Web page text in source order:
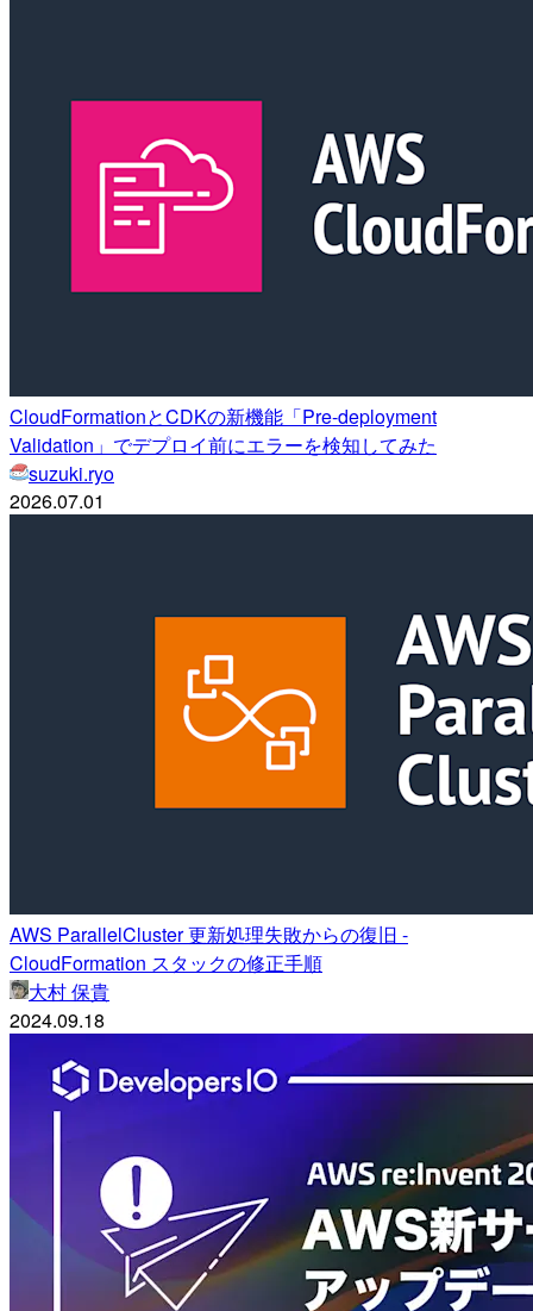
CloudFormationとCDKの新機能「Pre-deployment
Validation」でデプロイ前にエラーを検知してみた
suzuki.ryo
2026.07.01
AWS ParallelCluster 更新処理失敗からの復旧 -
CloudFormation スタックの修正手順
大村 保貴
2024.09.18